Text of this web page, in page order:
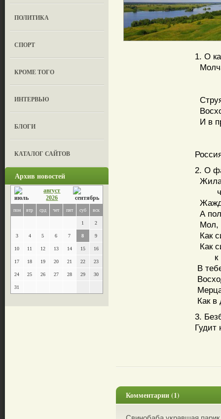
ПОЛИТИКА
СПОРТ
КРОМЕ ТОГО
ИНТЕРВЬЮ
БЛОГИ
КАТАЛОГ САЙТОВ
Архив новостей
август
2026
пон втр срд чет пят суб вск
1 2
3 4 5 6 7 8 9
10 11 12 13 14 15 16
17 18 19 20 21 22 23
24 25 26 27 28 29 30
31
1. О
И в
2. О
А
Мол,
Как
Как
к
В
Как
3.
Гудит
Комментарии (1)